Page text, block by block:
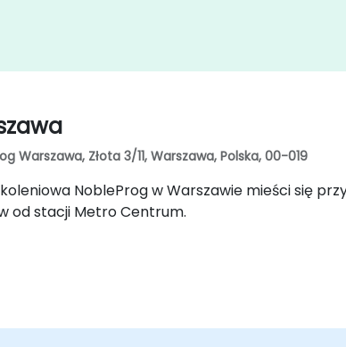
Warszawa, Złota 3/11, Warszawa, Polska, 00-019
NobleProg w Warszawie mieści się
od stacji Metro Centrum.